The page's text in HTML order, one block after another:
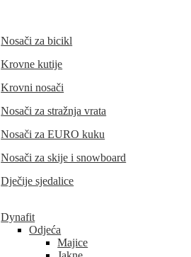
Nosači za bicikl
Krovne kutije
Krovni nosači
Nosači za stražnja vrata
Nosači za EURO kuku
Nosači za skije i snowboard
Dječije sjedalice
Dynafit
Odjeća
Majice